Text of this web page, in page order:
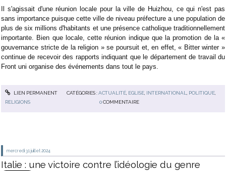
Il s'agissait d'une réunion locale pour la ville de Huizhou, ce qui n'est pas
sans importance puisque cette ville de niveau préfecture a une population de
plus de six millions d'habitants et une présence catholique traditionnellement
importante. Bien que locale, cette réunion indique que la promotion de la «
gouvernance stricte de la religion » se poursuit et, en effet, « Bitter winter »
continue de recevoir des rapports indiquant que le département de travail du
Front uni organise des événements dans tout le pays.
LIEN PERMANENT CATÉGORIES :ACTUALITÉ, EGLISE, INTERNATIONAL POLITIQUE,
RELIGIONS
0 COMMENTAIRE
mercredi 31 juillet 2024
Italie : une victoire contre l’idéologie du genre